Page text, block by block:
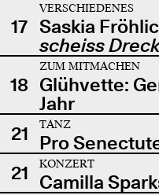
17
VERSCHIEDENES
Saskia
scheiss
18
ZUM MITMACHEN
Glühvette:
Jahr
21
TANZ
Pro
21
KONZERT
Camilla